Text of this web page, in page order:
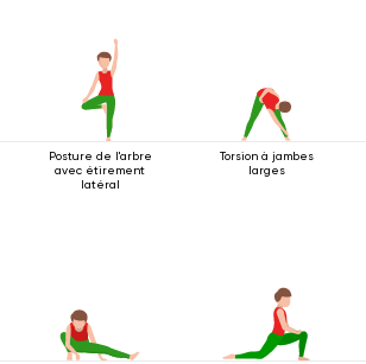
Posture de l'arbre
avec étirement
latéral
Torsion à jambes
larges